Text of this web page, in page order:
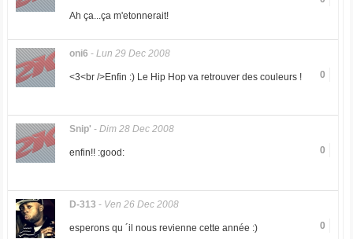
Ah ça...ça m'etonnerait!
oni6 - Lun 29 Dec 2008
0
<3<br />Enfin :) Le Hip Hop va retrouver des couleurs !
Snip' - Dim 28 Dec 2008
0
enfin!! :good:
D-313 - Ven 26 Dec 2008
0
esperons qu ´il nous revienne cette année :)